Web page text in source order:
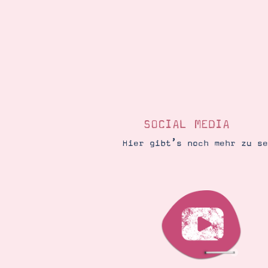
SOCIAL MEDIA
Hier gibt’s noch mehr zu